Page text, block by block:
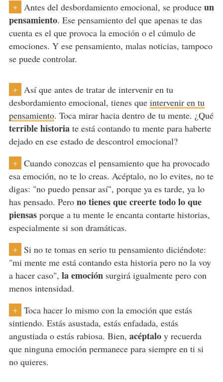
+ Antes del desbordamiento emocional, se produce un
pensamiento. Ese pensamiento del que apenas te das
cuenta es el que provoca la emoción o el cúmulo de
emociones. Y ese pensamiento, malas noticias, tampoco
se puede controlar.
+
Así que antes de tratar de intervenir en tu
desbordamiento emocional, tienes que intervenir en tu
pensamiento. Toca mirar hacia dentro de tu mente. ¿Qué
terrible historiate está contando tu mente para haberte
dejado en ese estado de descontrol emocional?
+
Cuando conozcas el pensamiento que ha provocado
esa emoción, no te lo creas. Acéptalo, no lo evites, no te
digas: "no puedo pensar así", porque ya es tarde, ya lo
has pensado. Pero no tienes que creerte todo lo que
piensasporque a tu mente le encanta contarte historias,
especialmente si son dramáticas.
+
Si no te tomas en serio tu pensamiento diciéndote:
"mi mente me está contando esta historia pero no la voy
a hacer caso", la emociónsurgirá igualmente pero con
menos intensidad.
+
Toca hacer lo mismo con la emoción que estás
sintiendo. Estás asustada, estás enfadada, estás
angustiada o estás rabiosa. Bien, acéptaloy recuerda
que ninguna emoción permanece para siempre en ti si
no quieres.